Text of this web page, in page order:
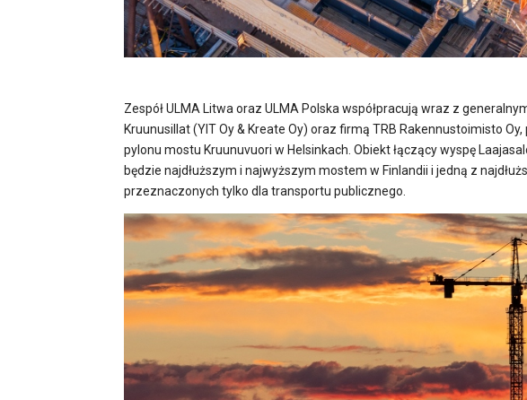
Zespół ULMA Litwa oraz ULMA Polska współpracują wraz z
Kruunusillat (YIT Oy & Kreate Oy) oraz firmą TRB Rakennustoimisto
pylonu mostu Kruunuvuori w Helsinkach. Obiekt łączący wyspę
będzie najdłuższym i najwyższym mostem w Finlandii i jedną z
przeznaczonych tylko dla transportu publicznego.